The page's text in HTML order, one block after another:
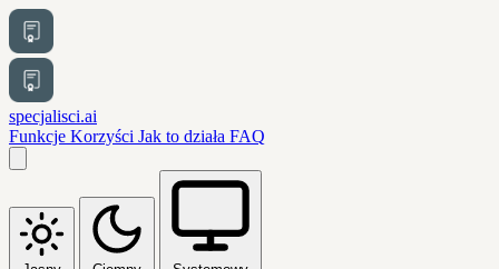
specjalisci.ai
Funkcje Korzyści Jak to działa FAQ